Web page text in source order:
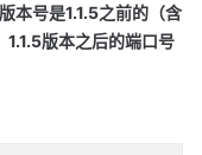
本号是1.1.5之前的（含
版本之后的端口号